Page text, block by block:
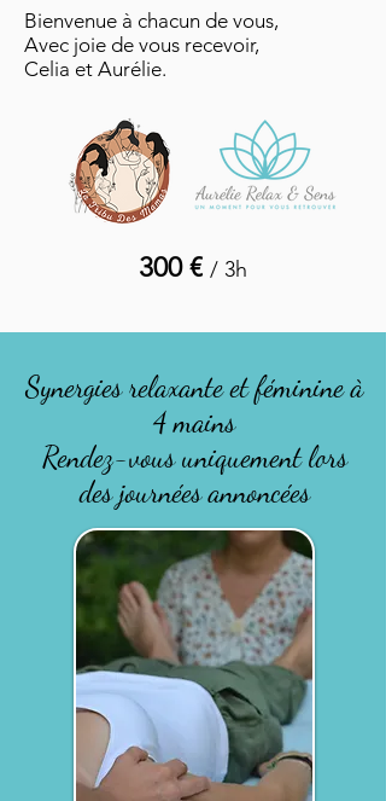
Bienvenue à chacun de vous,
Avec joie de vous recevoir,
Celia et Aurélie.
300 € / 3h
Synergies relaxante et féminine à
4 mains
Rendez-vous uniquement lors
des journées annoncées